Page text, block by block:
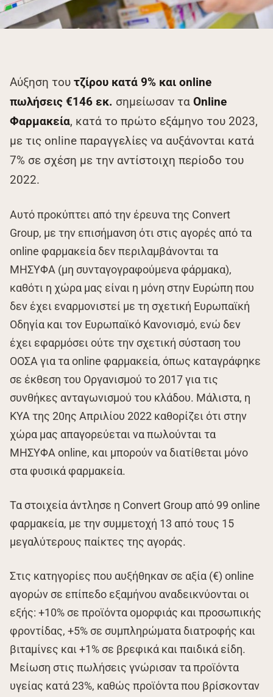
Αύξηση του τζίρου κατά 9% και online
πωλήσεις €146 εκ. σημείωσαν τα Online
Φαρμακεία, κατά το πρώτο εξάμηνο του 2023,
με τις online παραγγελίες να αυξάνονται κατά
7% σε σχέση με την αντίστοιχη περίοδο του
2022.
Αυτό προκύπτει από την έρευνα της Convert
Group, με την επισήμανση ότι στις αγορές από τα
online φαρμακεία δεν περιλαμβάνονται τα
ΜΗΣΥΦΑ (μη συνταγογραφούμενα φάρμακα),
καθότι η χώρα μας είναι η μόνη στην Ευρώπη που
δεν έχει εναρμονιστεί με τη σχετική Ευρωπαϊκή
Οδηγία και τον Ευρωπαϊκό Κανονισμό, ενώ δεν
έχει εφαρμόσει ούτε την σχετική σύσταση του
ΟΟΣΑ για τα online φαρμακεία, όπως καταγράφηκε
σε έκθεση του Οργανισμού το 2017 για τις
συνθήκες ανταγωνισμού του κλάδου. Μάλιστα, η
ΚΥΑ της 20ης Απριλίου 2022 καθορίζει ότι στην
χώρα μας απαγορεύεται να πωλούνται τα
ΜΗΣΥΦΑ online, και μπορούν να διατίθεται μόνο
στα φυσικά φαρμακεία.
Τα στοιχεία άντλησε η Convert Group από 99 online
φαρμακεία, με την συμμετοχή 13 από τους 15
μεγαλύτερους παίκτες της αγοράς.
Στις κατηγορίες που αυξήθηκαν σε αξία (€) online
αγορών σε επίπεδο εξαμήνου αναδεικνύονται οι
εξής: +10% σε προϊόντα ομορφιάς και προσωπικής
φροντίδας, +5% σε συμπληρώματα διατροφής και
βιταμίνες και +1% σε βρεφικά και παιδικά είδη.
Μείωση στις πωλήσεις γνώρισαν τα προϊόντα
υγείας κατά 23%, καθώς προϊόντα που βρίσκονταν